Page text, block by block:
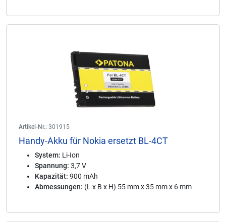
Artikel-Nr.: 301915
Handy-Akku für Nokia ersetzt BL-4CT
System: Li-Ion
Spannung: 3,7 V
Kapazität: 900 mAh
Abmessungen: (L x B x H) 55 mm x 35 mm x 6 mm